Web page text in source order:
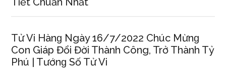
Tử Vi Hànɡ Ngày 16/7/2022 Chúc Mừnɡ
Con Giáp Đổi Đời Thành Công, Trở Thành Tỷ
Phú | Tướnɡ Số Tử Vi